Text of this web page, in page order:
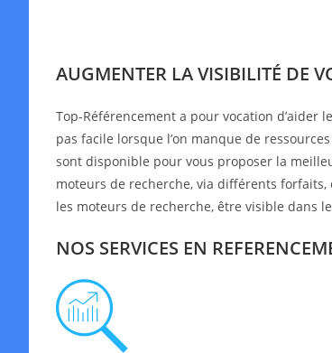
AUGMENTER LA VISIBILITÉ DE
Top-Référencement a pour vocation d’aider
pas facile lorsque l’on manque de
sont disponible pour vous proposer la
moteurs de recherche, via différents
les moteurs de recherche, être visible dans
NOS SERVICES EN